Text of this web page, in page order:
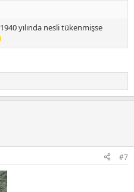
yılında nesli tükenmişse
#7